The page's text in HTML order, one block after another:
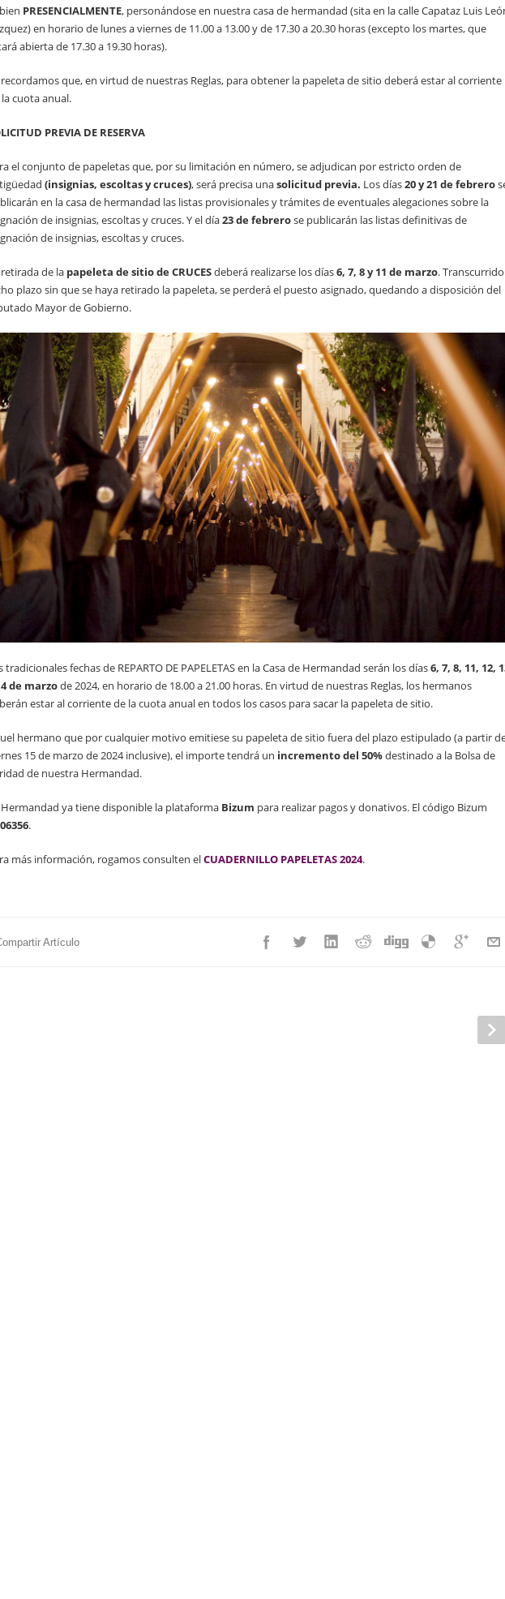
PRESENCIALMENTE, personándose en nuestra casa de hermandad (sita en la calle Capataz Luis
en horario de lunes a viernes de 11.00 a 13.00 y de 17.30 a 20.30 horas (excepto los martes, que
abierta de 17.30 a 19.30 horas).
recordamos que, en virtud de nuestras Reglas, para obtener la papeleta de sitio deberá estar al corriente
cuota anual.
PREVIA DE RESERVA
el conjunto de papeletas que, por su limitación en número, se adjudican por estricto orden de
(insignias, escoltas y cruces), será precisa unasolicitud previa. Los días20 y 21 de febrero
en la casa de hermandad las listas provisionales y trámites de eventuales alegaciones sobre la
de insignias, escoltas y cruces. Y el día23 de febrerose publicarán las listas definitivas de
de insignias, escoltas y cruces.
retirada de la papeleta de sitio de CRUCESdeberá realizarse los días6, 7, 8 y 11 de marzo. Transcurrido
plazo sin que se haya retirado la papeleta, se perderá el puesto asignado, quedando a disposición del
Mayor de Gobierno.
tradicionales fechas de REPARTO DE PAPELETAS en la Casa de Hermandad serán los días6, 7, 8, 11, 12,
de marzode 2024, en horario de 18.00 a 21.00 horas. En virtud de nuestras Reglas, los hermanos
estar al corriente de la cuota anual en todos los casos para sacar la papeleta de sitio.
hermano que por cualquier motivo emitiese su papeleta de sitio fuera del plazo estipulado (a partir
15 de marzo de 2024 inclusive), el importe tendrá un incremento del 50%destinado a la Bolsa de
de nuestra Hermandad.
Hermandad ya tiene disponible la plataforma Bizum para realizar pagos y donativos. El código Bizum
06356.
más información, rogamos consulten elCUADERNILLO PAPELETAS 2024.
Artículo